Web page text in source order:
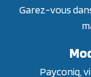
Garez-vous
Payconiq,